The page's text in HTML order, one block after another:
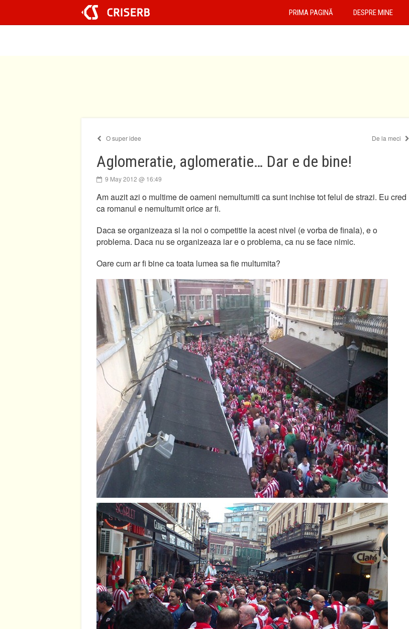
conținut
PRIMA PAGINĂ DESPRE MINE
O super idee De la meci
Aglomeratie, aglomeratie… Dar e de bine!
9 May 2012 @ 16:49
Am auzit azi o multime de oameni nemultumiti ca sunt inchise tot felul de strazi. Eu cred
ca romanul e nemultumit orice ar fi.
Daca se organizeaza si la noi o competitie la acest nivel (e vorba de finala), e o
problema. Daca nu se organizeaza iar e o problema, ca nu se face nimic.
Oare cum ar fi bine ca toata lumea sa fie multumita?